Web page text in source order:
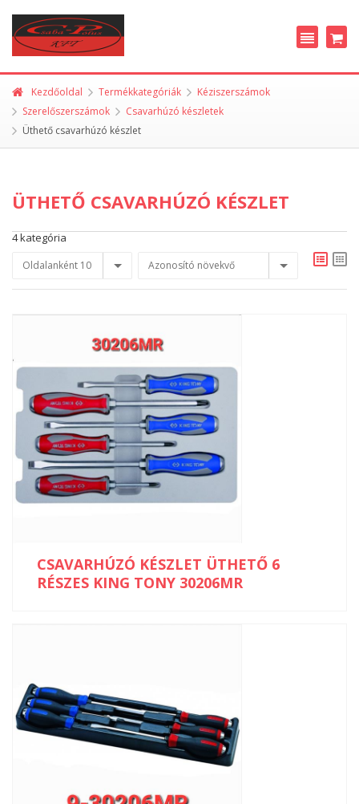
Kezdőoldal Termékkategóriák
Kéziszerszámok
Szerelőszerszámok
Csavarhúzó készletek
Üthető csavarhúzó készlet
ÜTHETŐ CSAVARHÚZÓ KÉSZLET
4 kategória
Oldalanként 10 Azonosító növekvő
CSAVARHÚZÓ KÉSZLET ÜTHETŐ 6
RÉSZES KING TONY 30206MR